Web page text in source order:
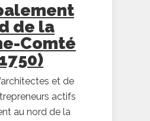
de la
Comté
et de
actifs
au nord de la